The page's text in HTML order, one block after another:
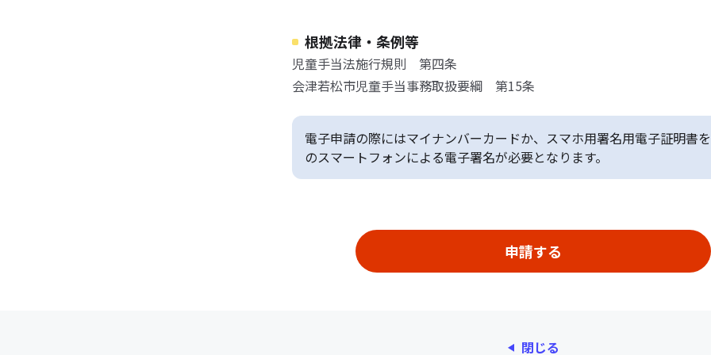
根拠法律・条例等
児童手当法施行規則 第四条
会津若松市児童手当事務取扱要綱 第15条
電子申請の際にはマイナンバーカードか、スマホ用署名用電子証明書
のスマートフォンによる電子署名が必要となります。
閉じる